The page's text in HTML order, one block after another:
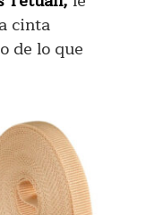
cinta
de lo que